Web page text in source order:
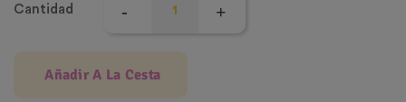
Cantidad
Añadir A La Cesta